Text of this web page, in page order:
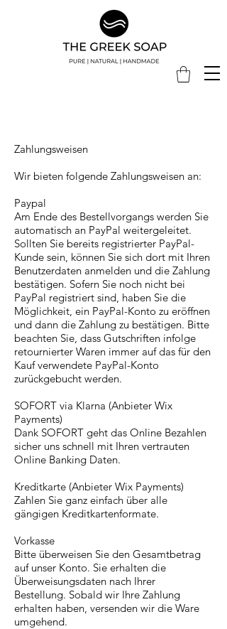
Zahlungsweisen
Wir bieten folgende Zahlungsweisen an:
Paypal
Am Ende des Bestellvorgangs werden Sie
automatisch an PayPal weitergeleitet.
Sollten Sie bereits registrierter PayPal-
Kunde sein, können Sie sich dort mit Ihren
Benutzerdaten anmelden und die Zahlung
bestätigen. Sofern Sie noch nicht bei
PayPal registriert sind, haben Sie die
Möglichkeit, ein PayPal-Konto zu eröffnen
und dann die Zahlung zu bestätigen. Bitte
beachten Sie, dass Gutschriften infolge
retournierter Waren immer auf das für den
Kauf verwendete PayPal-Konto
zurückgebucht werden.
SOFORT via Klarna (Anbieter Wix
Payments)
Dank SOFORT geht das Online Bezahlen
sicher uns schnell mit Ihren vertrauten
Online Banking Daten.
Kreditkarte (Anbieter Wix Payments)
Zahlen Sie ganz einfach über alle
gängigen Kreditkartenformate.
Vorkasse
Bitte überweisen Sie den Gesamtbetrag
auf unser Konto. Sie erhalten die
Überweisungsdaten nach Ihrer
Bestellung. Sobald wir Ihre Zahlung
erhalten haben, versenden wir die Ware
umgehend.